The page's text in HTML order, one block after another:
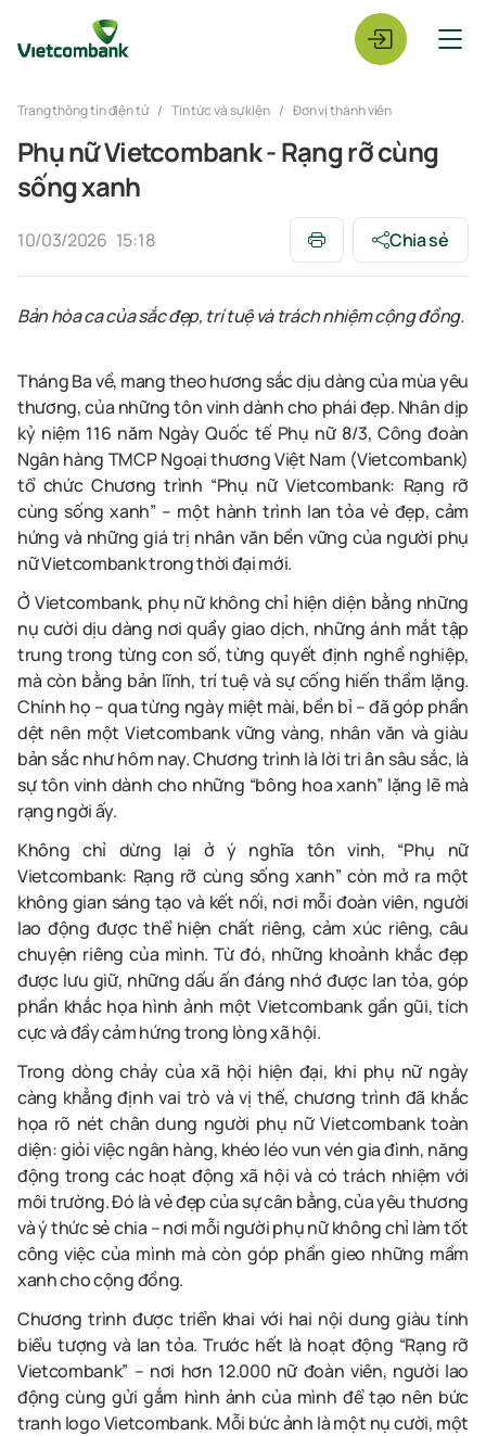
Trang thông tin điện tử Tin tức và sự kiện Đơn vị thành viên
Phụ nữ Vietcombank - Rạng rỡ cùng
sống xanh
10/03/2026 15:18 Chia sẻ
Bản hòa ca của sắc đẹp, trí tuệ và trách nhiệm cộng đồng.
Tháng Ba về, mang theo hương sắc dịu dàng của mùa yêu
thương, của những tôn vinh dành cho phái đẹp. Nhân dịp
kỷ niệm 116 năm Ngày Quốc tế Phụ nữ 8/3, Công đoàn
Ngân hàng TMCP Ngoại thương Việt Nam (Vietcombank)
tổ chức Chương trình “Phụ nữ Vietcombank: Rạng rỡ
cùng sống xanh” – một hành trình lan tỏa vẻ đẹp, cảm
hứng và những giá trị nhân văn bền vững của người phụ
nữ Vietcombank trong thời đại mới.
Ở Vietcombank, phụ nữ không chỉ hiện diện bằng những
nụ cười dịu dàng nơi quầy giao dịch, những ánh mắt tập
trung trong từng con số, từng quyết định nghề nghiệp,
mà còn bằng bản lĩnh, trí tuệ và sự cống hiến thầm lặng.
Chính họ – qua từng ngày miệt mài, bền bỉ – đã góp phần
dệt nên một Vietcombank vững vàng, nhân văn và giàu
bản sắc như hôm nay. Chương trình là lời tri ân sâu sắc, là
sự tôn vinh dành cho những “bông hoa xanh” lặng lẽ mà
rạng ngời ấy.
Không chỉ dừng lại ở ý nghĩa tôn vinh, “Phụ nữ
Vietcombank: Rạng rỡ cùng sống xanh” còn mở ra một
không gian sáng tạo và kết nối, nơi mỗi đoàn viên, người
lao động được thể hiện chất riêng, cảm xúc riêng, câu
chuyện riêng của mình. Từ đó, những khoảnh khắc đẹp
được lưu giữ, những dấu ấn đáng nhớ được lan tỏa, góp
phần khắc họa hình ảnh một Vietcombank gần gũi, tích
cực và đầy cảm hứng trong lòng xã hội.
Trong dòng chảy của xã hội hiện đại, khi phụ nữ ngày
càng khẳng định vai trò và vị thế, chương trình đã khắc
họa rõ nét chân dung người phụ nữ Vietcombank toàn
diện: giỏi việc ngân hàng, khéo léo vun vén gia đình, năng
động trong các hoạt động xã hội và có trách nhiệm với
môi trường. Đó là vẻ đẹp của sự cân bằng, của yêu thương
và ý thức sẻ chia – nơi mỗi người phụ nữ không chỉ làm tốt
công việc của mình mà còn góp phần gieo những mầm
xanh cho cộng đồng.
Chương trình được triển khai với hai nội dung giàu tính
biểu tượng và lan tỏa. Trước hết là hoạt động “Rạng rỡ
Vietcombank” – nơi hơn 12.000 nữ đoàn viên, người lao
động cùng gửi gắm hình ảnh của mình để tạo nên bức
tranh logo Vietcombank. Mỗi bức ảnh là một nụ cười, một